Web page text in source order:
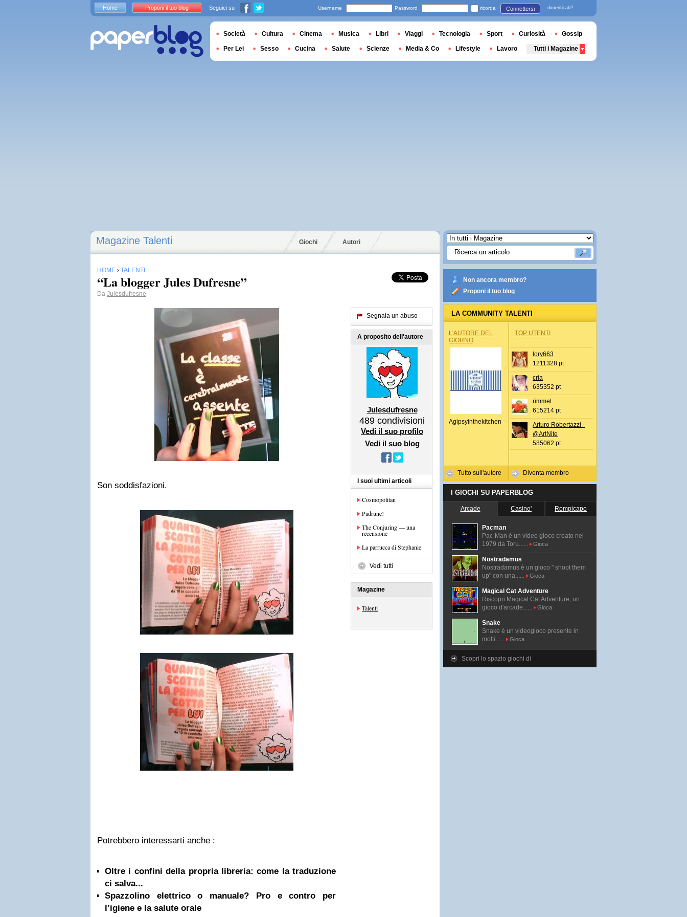
Magazine Talenti Giochi Autori
HOME › TALENTI
“La blogger Jules Dufresne”
Da Julesdufresne
Son soddisfazioni.
Potrebbero interessarti anche :
Oltre i confini della propria libreria: come la traduzione
ci salva...
Spazzolino elettrico o manuale? Pro e contro per
l’igiene e la salute orale
Segnala un abuso
A proposito dell'autore
Julesdufresne
489 condivisioni
Vedi il suo profilo
Vedi il suo blog
I suoi ultimi articoli
Cosmopolitan
Padrune!
The Conjuring — una
recensione
La parrucca di Stephanie
Vedi tutti
Magazine
Talenti
Non ancora membro?
Proponi il tuo blog
LA COMMUNITY TALENTI
L'AUTORE DEL
GIORNO
Agipsyinthekitchen
Tutto sull'autore
TOP UTENTI
lory663
1211328 pt
cria
635352 pt
rimmel
615214 pt
Arturo Robertazzi -
@ArtNite
585062 pt
Diventa membro
I GIOCHI SU PAPERBLOG
Arcade Casino' Rompicapo
Pacman
Pac-Man é un video gioco creato nel
1979 da Toru......
Gioca
Nostradamus
Nostradamus è un gioco " shoot them
up" con una......
Gioca
Magical Cat Adventure
Riscopri Magical Cat Adventure, un
gioco d'arcade......
Gioca
Snake
Snake è un videogioco presente in
molti......
Gioca
Scopri lo spazio giochi di
Home Proponi il tuo blog Seguici su Username Password ricorda Connettersi dimenticati?
Società Cultura Cinema Musica Libri Viaggi Tecnologia Sport Curiosità Gossip
Per Lei Sesso Cucina Salute Scienze Media & Co Lifestyle Lavoro Tutti i Magazine